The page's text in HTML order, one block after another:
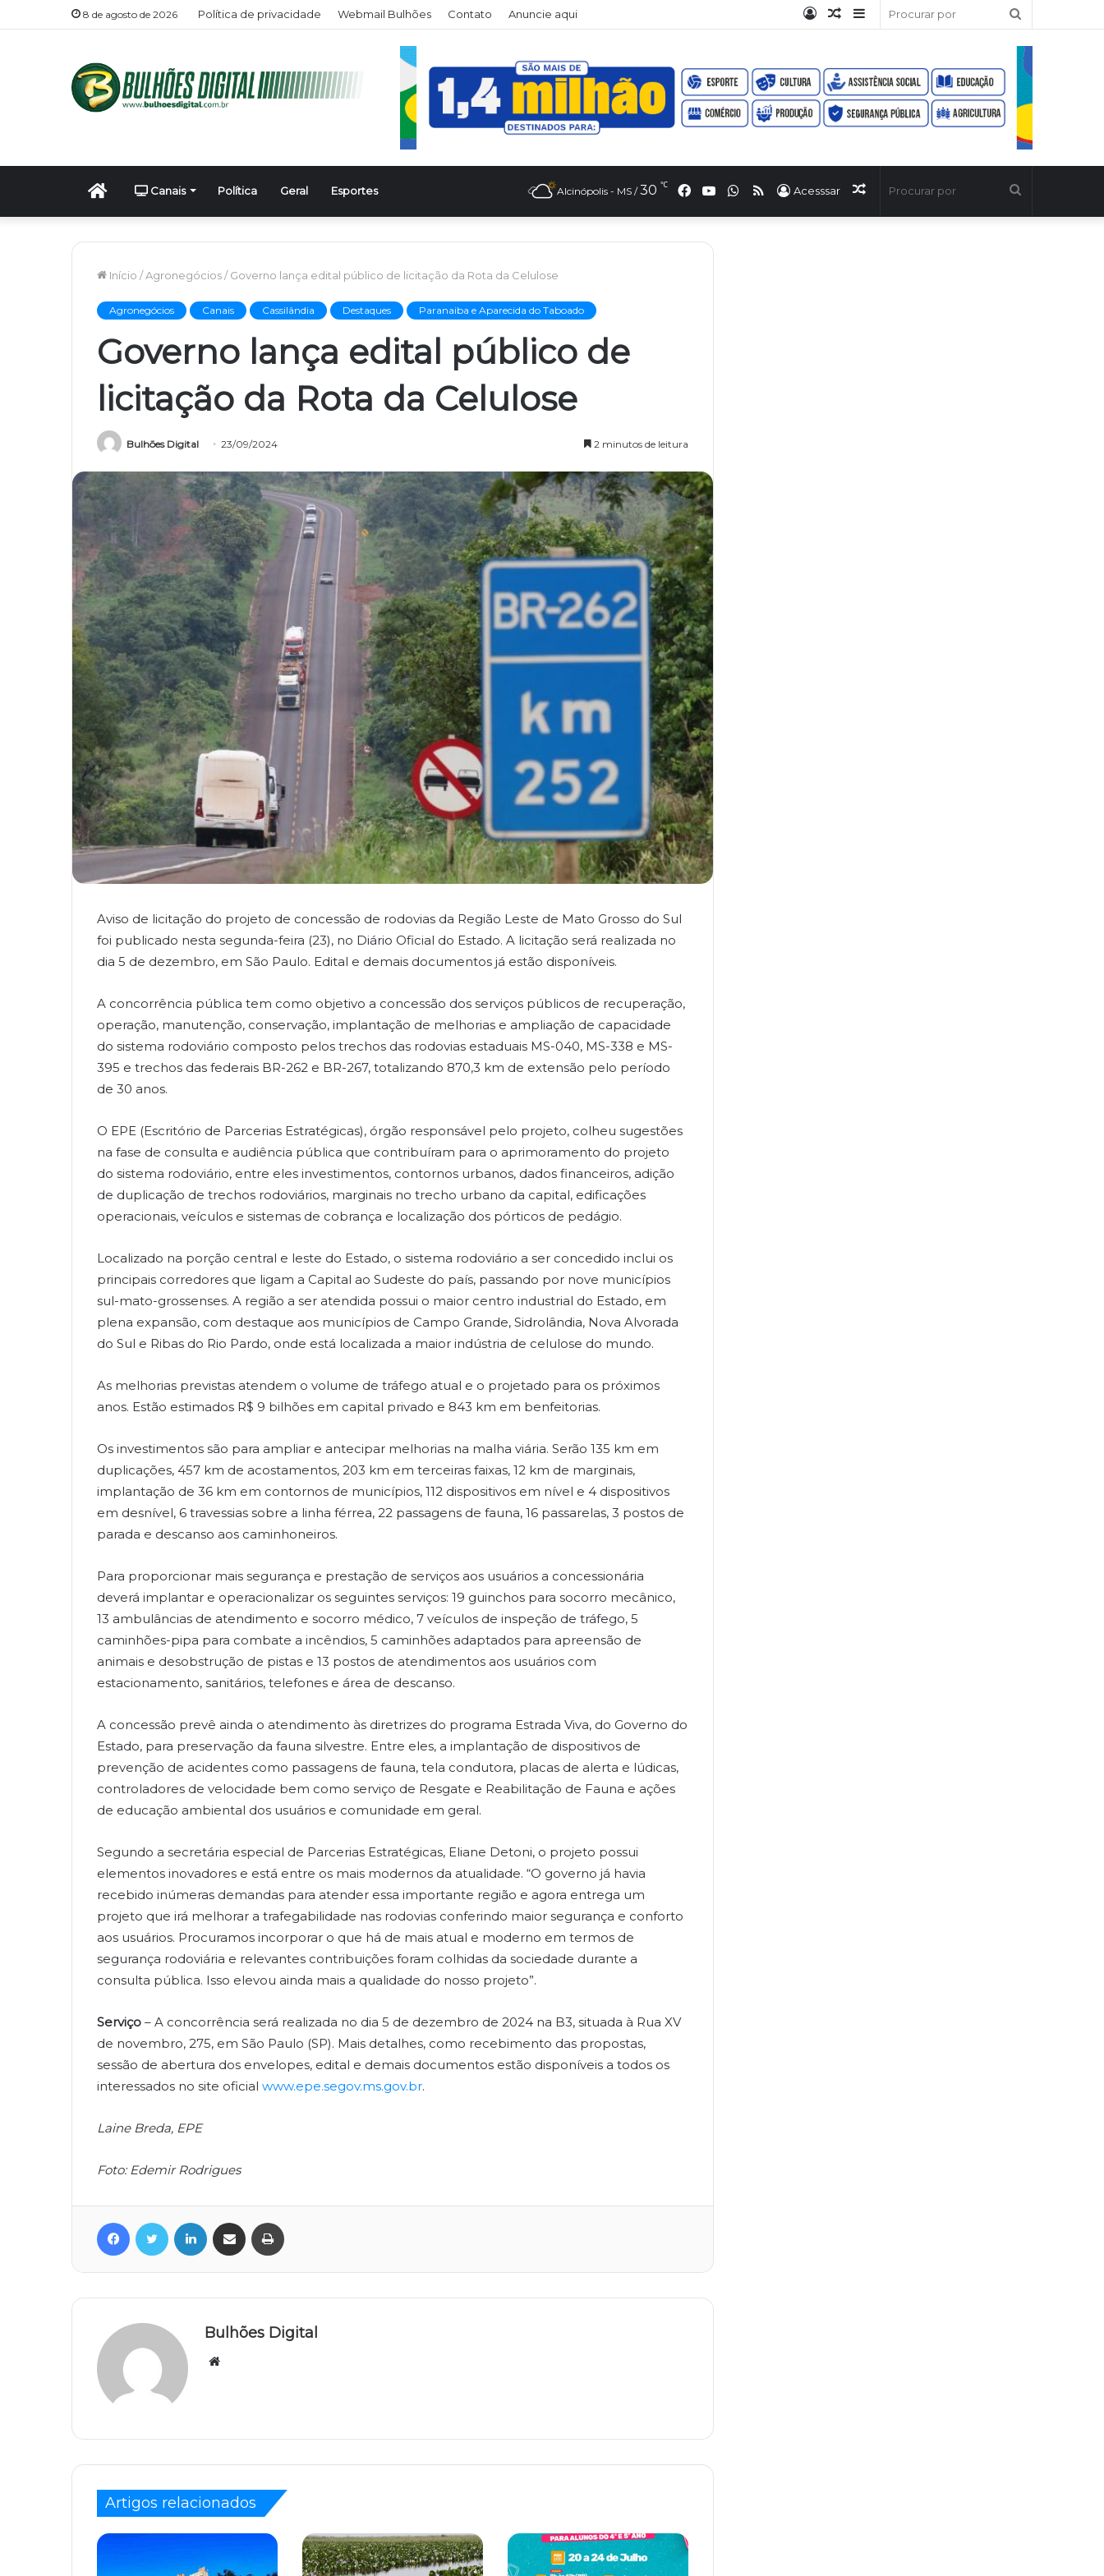
8 de agosto de 2026 Política de privacidade Webmail Bulhões Contato Anuncie aqui
por
Barra
Artigo
Entrar
Início Canais Política Geral Esportes Artigo
Acesssar
RSS
WhatsApp
YouTube
Facebook
Alcinópolis - MS / 30 ℃
Início /Agronegócios/ Governo lança edital público de licitação da Rota da Celulose
Agronegócios Canais Cassilândia Destaques Paranaiba e Aparecida do Taboado
Governo lança edital público de
licitação da Rota da Celulose
Bulhões Digital 23/09/2024 2 minutos de leitura
Aviso de licitação do projeto de concessão de rodovias da Região Leste de Mato Grosso do Sul
foi publicado nesta segunda-feira (23), no Diário Oficial do Estado. A licitação será realizada no
dia 5 de dezembro, em São Paulo. Edital e demais documentos já estão disponíveis.
A concorrência pública tem como objetivo a concessão dos serviços públicos de recuperação,
operação, manutenção, conservação, implantação de melhorias e ampliação de capacidade
do sistema rodoviário composto pelos trechos das rodovias estaduais MS-040, MS-338 e MS-
395 e trechos das federais BR-262 e BR-267, totalizando 870,3 km de extensão pelo período
de 30 anos.
O EPE (Escritório de Parcerias Estratégicas), órgão responsável pelo projeto, colheu sugestões
na fase de consulta e audiência pública que contribuíram para o aprimoramento do projeto
do sistema rodoviário, entre eles investimentos, contornos urbanos, dados financeiros, adição
de duplicação de trechos rodoviários, marginais no trecho urbano da capital, edificações
operacionais, veículos e sistemas de cobrança e localização dos pórticos de pedágio.
Localizado na porção central e leste do Estado, o sistema rodoviário a ser concedido inclui os
principais corredores que ligam a Capital ao Sudeste do país, passando por nove municípios
sul-mato-grossenses. A região a ser atendida possui o maior centro industrial do Estado, em
plena expansão, com destaque aos municípios de Campo Grande, Sidrolândia, Nova Alvorada
do Sul e Ribas do Rio Pardo, onde está localizada a maior indústria de celulose do mundo.
As melhorias previstas atendem o volume de tráfego atual e o projetado para os próximos
anos. Estão estimados R$ 9 bilhões em capital privado e 843 km em benfeitorias.
Os investimentos são para ampliar e antecipar melhorias na malha viária. Serão 135 km em
duplicações, 457 km de acostamentos, 203 km em terceiras faixas, 12 km de marginais,
implantação de 36 km em contornos de municípios, 112 dispositivos em nível e 4 dispositivos
em desnível, 6 travessias sobre a linha férrea, 22 passagens de fauna, 16 passarelas, 3 postos de
parada e descanso aos caminhoneiros.
Para proporcionar mais segurança e prestação de serviços aos usuários a concessionária
deverá implantar e operacionalizar os seguintes serviços: 19 guinchos para socorro mecânico,
13 ambulâncias de atendimento e socorro médico, 7 veículos de inspeção de tráfego, 5
caminhões-pipa para combate a incêndios, 5 caminhões adaptados para apreensão de
animais e desobstrução de pistas e 13 postos de atendimentos aos usuários com
estacionamento, sanitários, telefones e área de descanso.
A concessão prevê ainda o atendimento às diretrizes do programa Estrada Viva, do Governo do
Estado, para preservação da fauna silvestre. Entre eles, a implantação de dispositivos de
prevenção de acidentes como passagens de fauna, tela condutora, placas de alerta e lúdicas,
controladores de velocidade bem como serviço de Resgate e Reabilitação de Fauna e ações
de educação ambiental dos usuários e comunidade em geral.
Segundo a secretária especial de Parcerias Estratégicas, Eliane Detoni, o projeto possui
elementos inovadores e está entre os mais modernos da atualidade. “O governo já havia
recebido inúmeras demandas para atender essa importante região e agora entrega um
projeto que irá melhorar a trafegabilidade nas rodovias conferindo maior segurança e conforto
aos usuários. Procuramos incorporar o que há de mais atual e moderno em termos de
segurança rodoviária e relevantes contribuições foram colhidas da sociedade durante a
consulta pública. Isso elevou ainda mais a qualidade do nosso projeto”.
Serviço – A concorrência será realizada no dia 5 de dezembro de 2024 na B3, situada à Rua XV
de novembro, 275, em São Paulo (SP). Mais detalhes, como recebimento das propostas,
sessão de abertura dos envelopes, edital e demais documentos estão disponíveis a todos os
interessados no site oficial www.epe.segov.ms.gov.br.
Laine Breda, EPE
Foto: Edemir Rodrigues
FacebookTwitter Linkedin Compartilhar via e-mail
Bulhões Digital
Website
Artigos relacionados